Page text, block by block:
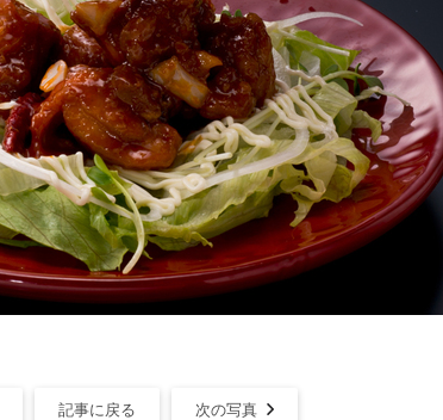
記事に戻る 次の写真